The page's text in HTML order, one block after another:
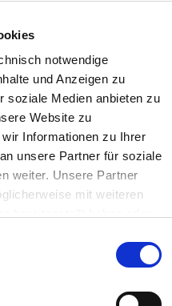
notwendige
und Anzeigen zu
soziale Medien anbieten zu
Website zu
Informationen zu Ihrer
unsere Partner für soziale
weiter. Unsere Partner
mit weiteren
und Terrassen